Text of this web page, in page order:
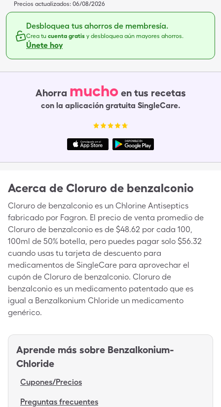
Precios actualizados: 06/08/2026
Desbloquea tus ahorros de membresía.
Crea tu cuenta gratis y desbloquea aún mayores ahorros.
Únete hoy
Ahorra mucho en tus recetas
con la aplicación gratuita SingleCare.
Acerca de Cloruro de benzalconio
Cloruro de benzalconio es un Chlorine Antiseptics
fabricado por Fagron. El precio de venta promedio de
Cloruro de benzalconio es de $48.62 por cada 100,
100ml de 50% botella, pero puedes pagar solo $56.32
cuando usas tu tarjeta de descuento para
medicamentos de SingleCare para aprovechar el
cupón de Cloruro de benzalconio. Cloruro de
benzalconio es un medicamento patentado que es
igual a Benzalkonium Chloride un medicamento
genérico.
Aprende más sobre Benzalkonium-
Chloride
Cupones/Precios
Preguntas frecuentes